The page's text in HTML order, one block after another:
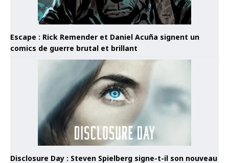
Escape : Rick Remender et Daniel Acuña signent un
comics de guerre brutal et brillant
Disclosure Day : Steven Spielberg signe-t-il son nouveau